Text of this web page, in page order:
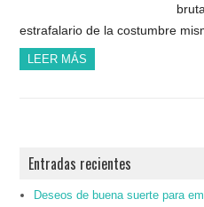
estrafalario de la costumbre
LEER MÁS
Entradas recientes
Deseos de buena suerte para